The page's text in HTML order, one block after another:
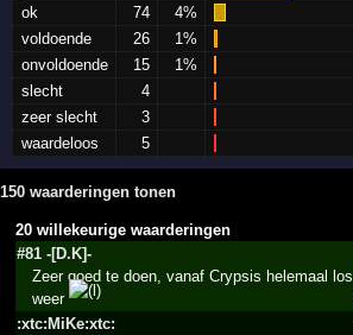
ok
74
4%
voldoende
26
1%
onvoldoende
15
1%
slecht
4
zeer slecht
3
waardeloos
5
150 waarderingen tonen
20 willekeurige waarderingen
#81 -[D.K]-
Zeer goed te doen, vanaf Crypsis helemaal los
weer
:xtc:M­iKe:xt­c: